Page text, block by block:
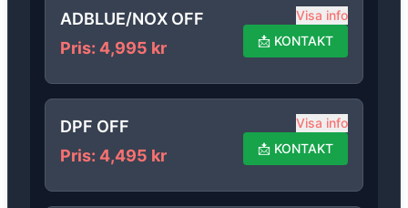
ADBLUE/NOX OFF
Pris: 4,995 kr
Visa info
📩 KONTAKT
DPF OFF
Pris: 4,495 kr
Visa info
📩 KONTAKT